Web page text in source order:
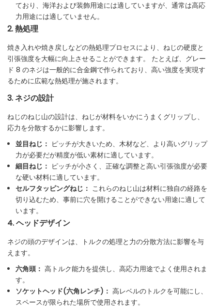
ており、海洋および装飾用途には適していますが、通常は高応
力用途には適していません。
2. 熱処理
焼き入れや焼き戻しなどの熱処理プロセスにより、ねじの硬度と
引張強度を大幅に向上させることができます。 たとえば、グレー
ド 8 のネジは一般的に合金鋼で作られており、高い強度を実現す
るために広範な熱処理が施されます。
3. ネジの設計
ねじのねじ山の設計は、ねじが材料をいかにうまくグリップし、
応力を分散するかに影響します。
並目ねじ： ピッチが大きいため、木材など、より高いグリップ
力が必要だが精度が低い素材に適しています。
細目ねじ： ピッチが小さく、正確な調整と高い引張強度が必要
な硬い材料に適しています。
セルフタッピングねじ： これらのねじ山は材料に独自の経路を
切り込むため、事前に穴を開けることができない用途に適して
います。
4. ヘッドデザイン
ネジの頭のデザインは、トルクの処理と力の分散方法に影響を与
えます。
六角頭： 高トルク能力を提供し、高応力用途でよく使用されま
す。
ソケットヘッド(六角レンチ)： 高レベルのトルクを可能にし、
スペースが限られた場所で使用されます。